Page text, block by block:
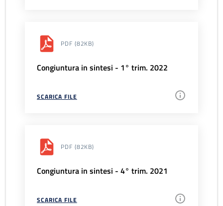
PDF (82KB)
Congiuntura in sintesi - 1° trim. 2022
SCARICA FILE
PDF (82KB)
Congiuntura in sintesi - 4° trim. 2021
SCARICA FILE